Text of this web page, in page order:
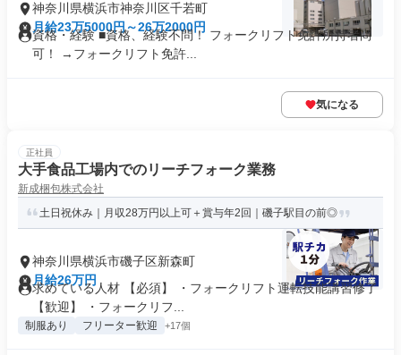
神奈川県横浜市神奈川区千若町
月給23万5000円～26万2000円
資格・経験 ■資格、経験不問！ フォークリフト免許所持者尚
可！ →フォークリフト免許...
気になる
正社員
大手食品工場内でのリーチフォーク業務
新成梱包株式会社
土日祝休み｜月収28万円以上可＋賞与年2回｜磯子駅目の前◎
神奈川県横浜市磯子区新森町
月給26万円
求めている人材 【必須】 ・フォークリフト運転技能講習修了
【歓迎】 ・フォークリフ...
制服あり フリーター歓迎 +17個